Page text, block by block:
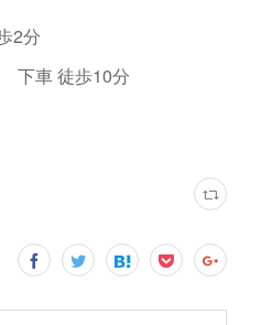
2分
下車 徒歩10分